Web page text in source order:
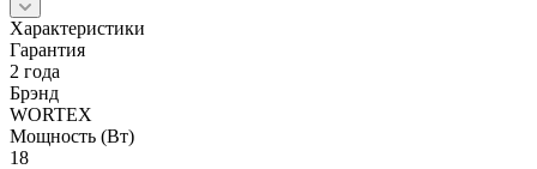
Характеристики
Гарантия
2 года
Брэнд
WORTEX
Мощность (Вт)
18